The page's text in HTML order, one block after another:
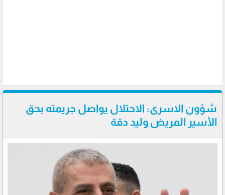
شؤون الاسرى: الاحتلال يواصل جريمته بحق
الأسير المريض وليد دقة